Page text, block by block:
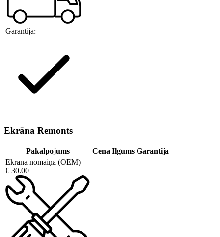
Garantija:
Ekrāna Remonts
Pakalpojums Cena Ilgums Garantija
Ekrāna nomaiņa (OEM)
€ 30.00